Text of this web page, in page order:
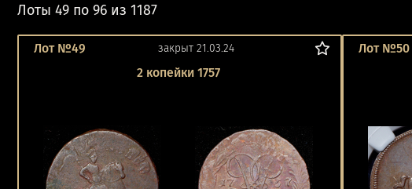
Лоты 49 по 96 из 1187
Лот №49 закрыт 21.03.24
2 копейки 1757
Лот №50